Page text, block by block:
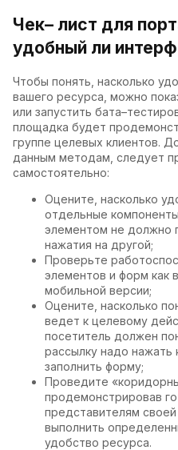
Чек– лист для
удобный ли
Чтобы понять, насколько
вашего ресурса, можно
или запустить
площадка будет
группе целевых клиентов.
данным методам, следует
самостоятельно:
Оцените, насколько
отдельные
элементом не должно
нажатия на другой;
Проверьте
элементов и форм как
мобильной версии;
Оцените, насколько
ведет к целевому
посетитель должен
рассылку надо нажать
заполнить форму;
Проведите
продемонстрировав
представителям
выполнить
удобство ресурса.